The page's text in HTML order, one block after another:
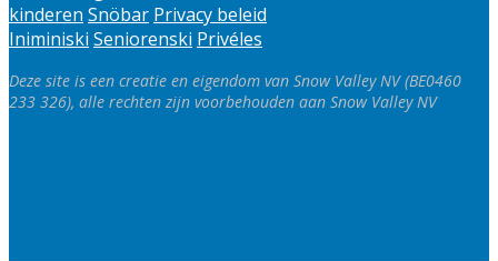
kinderen Snöbar Privacy beleid
Iniminiski Seniorenski Privéles
Deze site is een creatie en eigendom van Snow Valley NV (BE0460
233 326), alle rechten zijn voorbehouden aan Snow Valley NV